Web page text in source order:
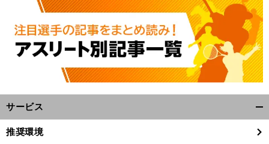
サービス
閉
推奨環境